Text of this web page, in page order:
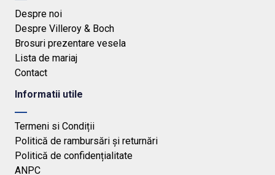
Despre noi
Despre Villeroy & Boch
Brosuri prezentare vesela
Lista de mariaj
Contact
Informatii utile
Termeni si Condiții
Politică de rambursări și returnări
Politică de confidențialitate
ANPC